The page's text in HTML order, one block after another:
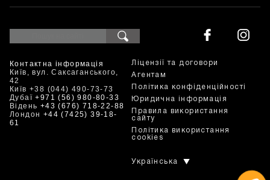
Контактна інформація
Київ, вул. Саксаганського,
42
Київ +38 (044) 490-73-73
Дубаї+971 (56) 980-80-33
Відень +43 (676) 718-22-88
Лондон +44 (7425) 39-18-
61
Ліцензії та договори
Агентам
Політика конфіденційності
Юридична інформація
Правила використання
сайту
Політика використання
cookies
Українська